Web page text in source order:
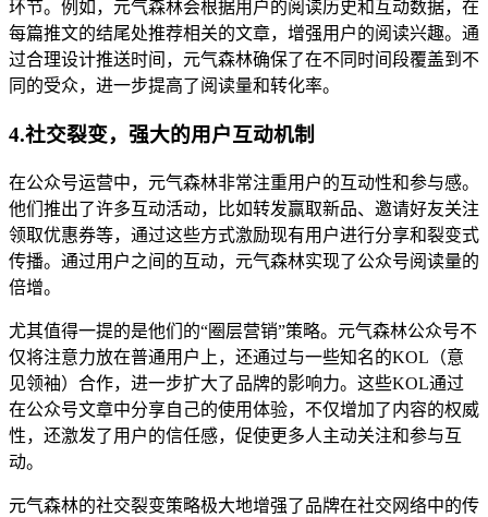
环节。例如，元气森林会根据用户的阅读历史和互动数据，在
每篇推文的结尾处推荐相关的文章，增强用户的阅读兴趣。通
过合理设计推送时间，元气森林确保了在不同时间段覆盖到不
同的受众，进一步提高了阅读量和转化率。
4.社交裂变，强大的用户互动机制
在公众号运营中，元气森林非常注重用户的互动性和参与感。
他们推出了许多互动活动，比如转发赢取新品、邀请好友关注
领取优惠券等，通过这些方式激励现有用户进行分享和裂变式
传播。通过用户之间的互动，元气森林实现了公众号阅读量的
倍增。
尤其值得一提的是他们的“圈层营销”策略。元气森林公众号不
仅将注意力放在普通用户上，还通过与一些知名的KOL（意
见领袖）合作，进一步扩大了品牌的影响力。这些KOL通过
在公众号文章中分享自己的使用体验，不仅增加了内容的权威
性，还激发了用户的信任感，促使更多人主动关注和参与互
动。
元气森林的社交裂变策略极大地增强了品牌在社交网络中的传